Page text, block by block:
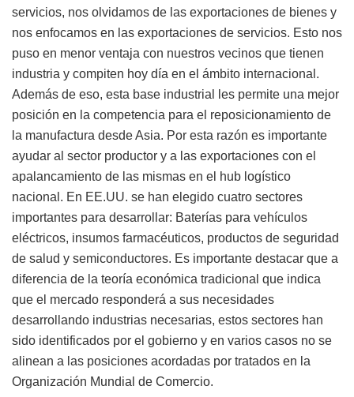
servicios, nos olvidamos de las exportaciones de bienes y
nos enfocamos en las exportaciones de servicios. Esto nos
puso en menor ventaja con nuestros vecinos que tienen
industria y compiten hoy día en el ámbito internacional.
Además de eso, esta base industrial les permite una mejor
posición en la competencia para el reposicionamiento de
la manufactura desde Asia. Por esta razón es importante
ayudar al sector productor y a las exportaciones con el
apalancamiento de las mismas en el hub logístico
nacional. En EE.UU. se han elegido cuatro sectores
importantes para desarrollar: Baterías para vehículos
eléctricos, insumos farmacéuticos, productos de seguridad
de salud y semiconductores. Es importante destacar que a
diferencia de la teoría económica tradicional que indica
que el mercado responderá a sus necesidades
desarrollando industrias necesarias, estos sectores han
sido identificados por el gobierno y en varios casos no se
alinean a las posiciones acordadas por tratados en la
Organización Mundial de Comercio.